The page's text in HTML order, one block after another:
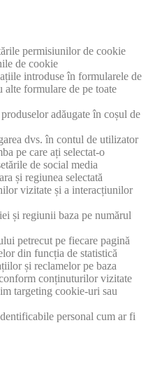
permisiunilor de cookie
de cookie
introduse în formularele de
alte formulare de pe toate
adăugate în coșul de
dvs. în contul de utilizator
pe care ați selectat-o
de social media
și regiunea selectată
vizitate și a interacțiunilor
și regiunii baza pe numărul
petrecut pe fiecare pagină
din funcția de statistică
și reclamelor pe baza
conținuturilor vizitate
targeting cookie-uri sau
personal cum ar fi